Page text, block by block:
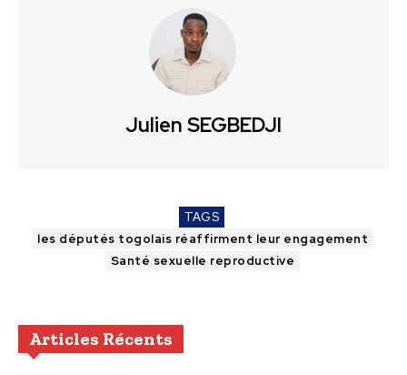
Julien SEGBEDJI
TAGS
les députés togolais réaffirment leur engagement
Santé sexuelle reproductive
Articles Récents